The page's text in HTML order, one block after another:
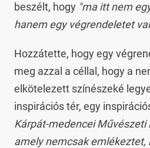
beszélt, hogy "ma itt nem
hanem egy végrendeletet
Hozzátette, hogy egy
meg azzal a céllal, hogy a
elkötelezett színészeké
inspirációs tér, egy
Kárpát-medencei Művészeti
amely nemcsak emlékeztet,